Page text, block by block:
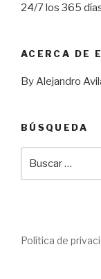
24/7 los 365
ACERCA DE
By Alejandro
BÚSQUEDA
Política de